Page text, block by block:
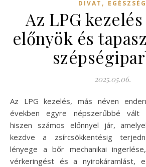
DIVAT , EGÉSZSÉG
Az LPG kezelés
előnyök és
2025.05.06.
Az LPG kezelés, más néven endermológia, az utóbbi
években egyre népszerűbbé vált
hiszen számos előnnyel jár,
kezdve a zsírcsökkentésig
lényege a bőr mechanikai
vérkeringést és a nyirokáramlást,